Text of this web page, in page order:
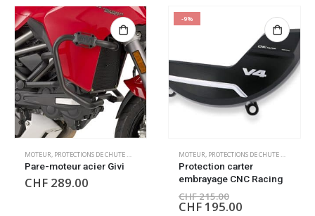
MOTEUR, PROTECTIONS DE CHUTE MOTEUR
Pare-moteur acier Givi
CHF 289.00
-9%
MOTEUR, PROTECTIONS DE CHUTE MOTEUR
Protection carter
embrayage CNC Racing
CHF215.00
CHF 195.00